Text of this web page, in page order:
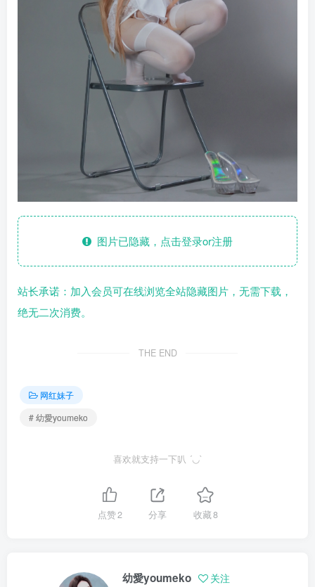
图片已隐藏，点击登录or注册
站长承诺：加入会员可在线浏览全站隐藏图片，无需下载，
绝无二次消费。
THE END
网红妹子
# 幼愛youmeko
喜欢就支持一下叭 ´◡`
点赞2 分享 收藏8
幼愛youmeko 关注